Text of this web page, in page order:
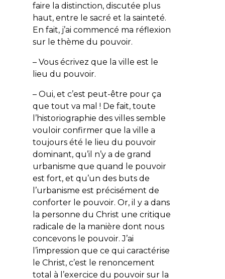
faire la distinction, discutée plus
haut, entre le sacré et la sainteté.
En fait, j’ai commencé ma réflexion
sur le thème du pouvoir.
– Vous écrivez que la ville est le
lieu du pouvoir.
– Oui, et c’est peut-être pour ça
que tout va mal ! De fait, toute
l’historiographie des villes semble
vouloir confirmer que la ville a
toujours été le lieu du pouvoir
dominant, qu’il n’y a de grand
urbanisme que quand le pouvoir
est fort, et qu’un des buts de
l’urbanisme est précisément de
conforter le pouvoir. Or, il y a dans
la personne du Christ une critique
radicale de la manière dont nous
concevons le pouvoir. J’ai
l’impression que ce qui caractérise
le Christ, c’est le renoncement
total à l’exercice du pouvoir sur la